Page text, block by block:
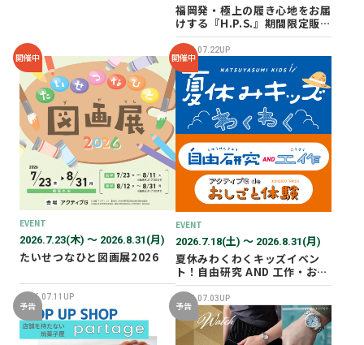
福岡発・極上の履き心地をお届
けする『H.P.S.』期間限定販売
会を開催✨
2026.07.22UP
開催中
EVENT
2026.7.23(木) 〜 2026.8.31(月)
たいせつなひと図画展2026
2026.07.11UP
開催中
EVENT
2026.7.18(土) 〜 2026.8.31(月)
夏休みわくわくキッズイベン
ト！自由研究 AND 工作・おし
ごと体験！
2026.07.03UP
予告 予告